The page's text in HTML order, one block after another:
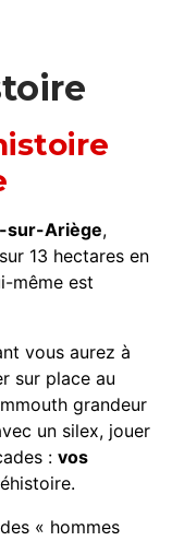
sur-Ariège,
13 hectares en
même est
vous aurez à
sur place au
grandeur
un silex, jouer
: vos
« hommes